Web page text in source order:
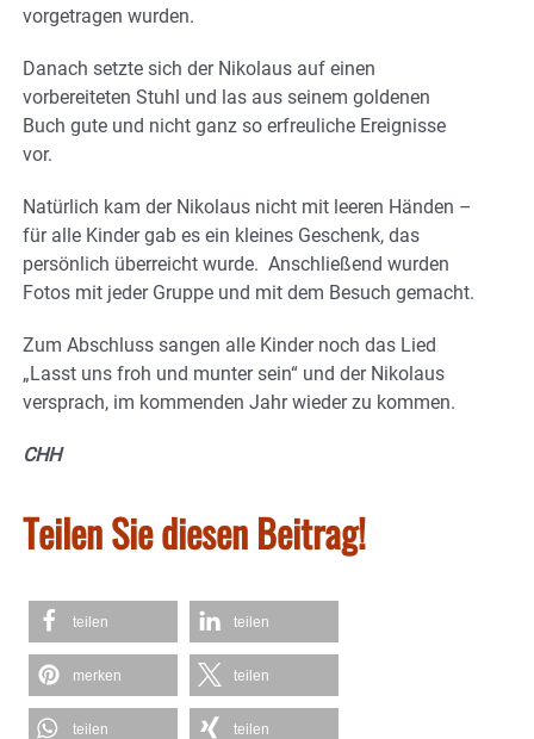
vorgetragen wurden.
Danach setzte sich der Nikolaus auf einen
vorbereiteten Stuhl und las aus seinem goldenen
Buch gute und nicht ganz so erfreuliche Ereignisse
vor.
Natürlich kam der Nikolaus nicht mit leeren Händen –
für alle Kinder gab es ein kleines Geschenk, das
persönlich überreicht wurde. Anschließend wurden
Fotos mit jeder Gruppe und mit dem Besuch gemacht.
Zum Abschluss sangen alle Kinder noch das Lied
„Lasst uns froh und munter sein“ und der Nikolaus
versprach, im kommenden Jahr wieder zu kommen.
CHH
Teilen Sie diesen Beitrag!
teilen teilen
merken teilen
teilen teilen